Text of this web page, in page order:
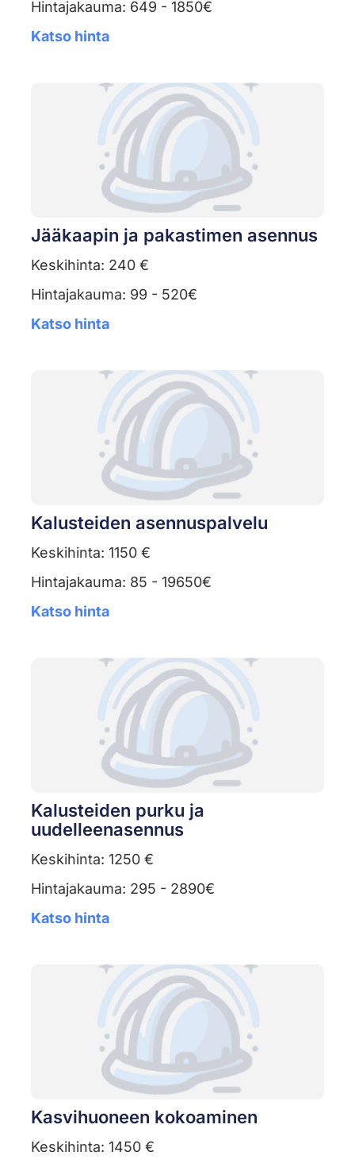
Hintajakauma: 649 - 1850€
Katso hinta
Jääkaapin ja pakastimen asennus
Keskihinta: 240 €
Hintajakauma: 99 - 520€
Katso hinta
Kalusteiden asennuspalvelu
Keskihinta: 1150 €
Hintajakauma: 85 - 19650€
Katso hinta
Kalusteiden purku ja
uudelleenasennus
Keskihinta: 1250 €
Hintajakauma: 295 - 2890€
Katso hinta
Kasvihuoneen kokoaminen
Keskihinta: 1450 €